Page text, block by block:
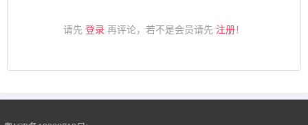
请先 登录 再评论，若不是会员请先 注册！